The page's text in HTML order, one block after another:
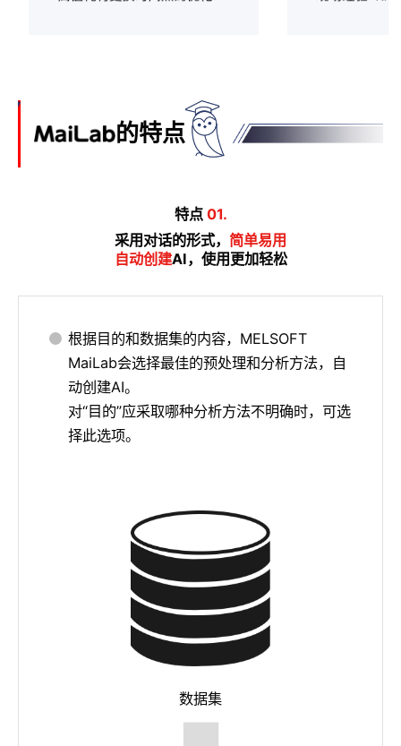
的特点
特点 01.
采用对话的形式， 简单易用
自动创建AI，使用更加轻松
根据目的和数据集的内容，MELSOFT
MaiLab会选择最佳的预处理和分析方法，自
动创建AI。
对“目的”应采取哪种分析方法不明确时，可选
择此选项。
数据集